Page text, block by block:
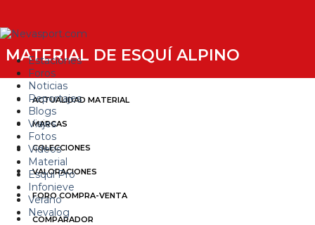
Estaciones
Foros
Noticias
Reportajes
Blogs
Viajes
Fotos
Videos
Material
Esquí Pro
Infonieve
Verano
Nevalog
MATERIAL DE ESQUÍ ALPINO
ACTUALIDAD MATERIAL
MARCAS
COLECCIONES
VALORACIONES
FORO COMPRA-VENTA
COMPARADOR